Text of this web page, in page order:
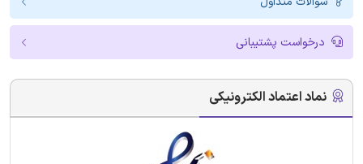
درخواست پشتیبانی
نماد اعتماد الکترونیکی